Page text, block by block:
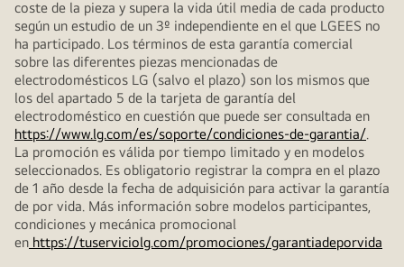
coste de la pieza y supera la vida útil media de cada producto
según un estudio de un 3º independiente en el que LGEES no
ha participado. Los términos de esta garantía comercial
sobre las diferentes piezas mencionadas de
electrodomésticos LG (salvo el plazo) son los mismos que
los del apartado 5 de la tarjeta de garantía del
electrodoméstico en cuestión que puede ser consultada en
https://www.lg.com/es/soporte/condiciones-de-garantia/.
La promoción es válida por tiempo limitado y en modelos
seleccionados. Es obligatorio registrar la compra en el plazo
de 1 año desde la fecha de adquisición para activar la garantía
de por vida. Más información sobre modelos participantes,
condiciones y mecánica promocional
en https://tuserviciolg.com/promociones/garantiadeporvida